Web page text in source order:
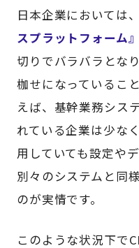
日本企業においては、
スプラットフォーム』
切りでバラバラとな
枷せになっているこ
えば、基幹業務シス
れている企業は少な
用していても設定や
別々のシステムと同
のが実情です。
このような状況下で